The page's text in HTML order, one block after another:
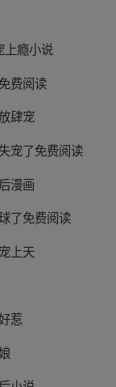
上瘾小说
费阅读
肆宠
宠了免费阅读
漫画
了免费阅读
上天
惹